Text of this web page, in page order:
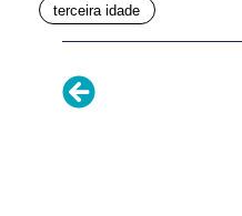
terceira idade